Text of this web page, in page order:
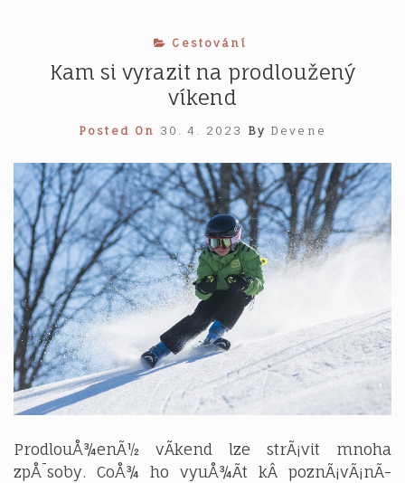
Cestování
Kam si vyrazit na prodloužený
víkend
Posted On 30. 4. 2023 By Devene
ProdlouÅ¾enÃ½ vÃ­kend lze strÃ¡vit mnoha
zpÅ¯soby. CoÅ¾ ho vyuÅ¾Ã­t kÂ poznÃ¡vÃ¡nÃ­